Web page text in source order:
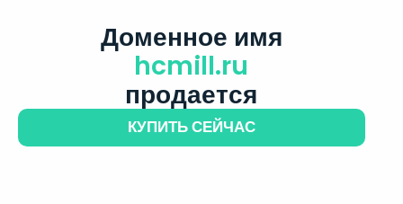
Доменное имя
hcmill.ru
продается
КУПИТЬ СЕЙЧАС